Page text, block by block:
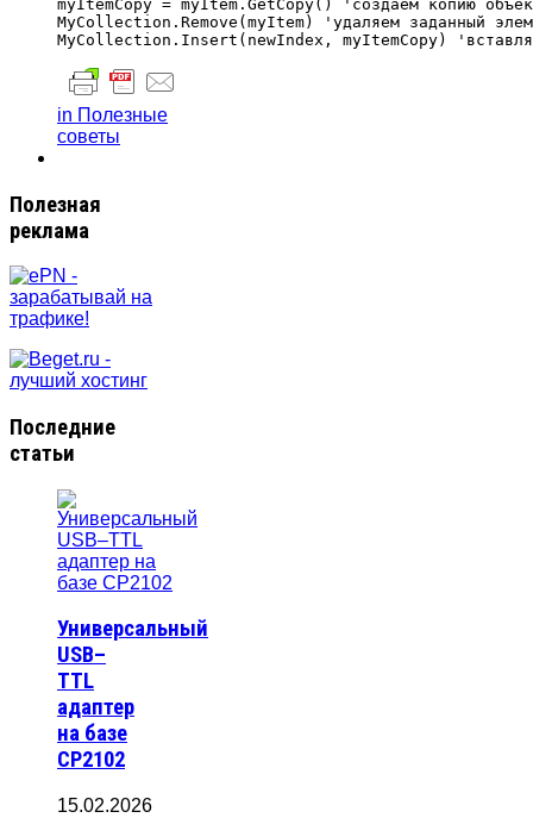
myItemCopy = myItem.GetCopy() 'создаём копию
MyCollection.Remove(myItem) 'удаляем заданный
in Полезные
советы
Полезная
реклама
Последние
статьи
Универсальный
USB–
TTL
адаптер
на базе
CP2102
15.02.2026